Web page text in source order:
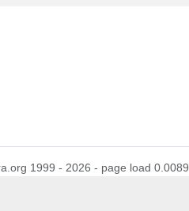
1999 - 2026 - page load 0.0089